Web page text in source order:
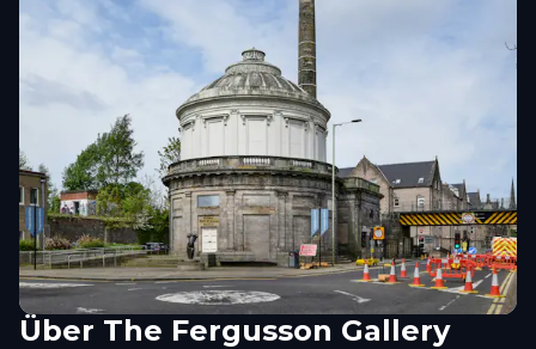
Über The Fergusson Gallery